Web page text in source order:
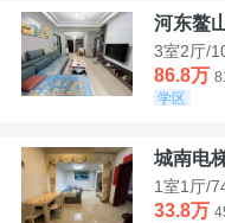
河东鳌
3室2厅/
86.8万
学区
城南电
1室1厅/
33.8万